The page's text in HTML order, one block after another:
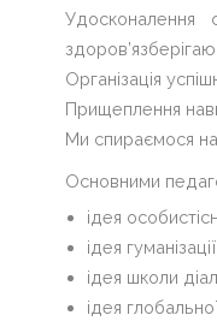
Удосконалення
Організація
Прищеплення
Ми спираємося на
Основними
ідея
ідея
ідея школи
ідея